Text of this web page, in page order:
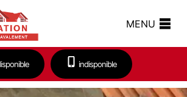
MENU
indisponible